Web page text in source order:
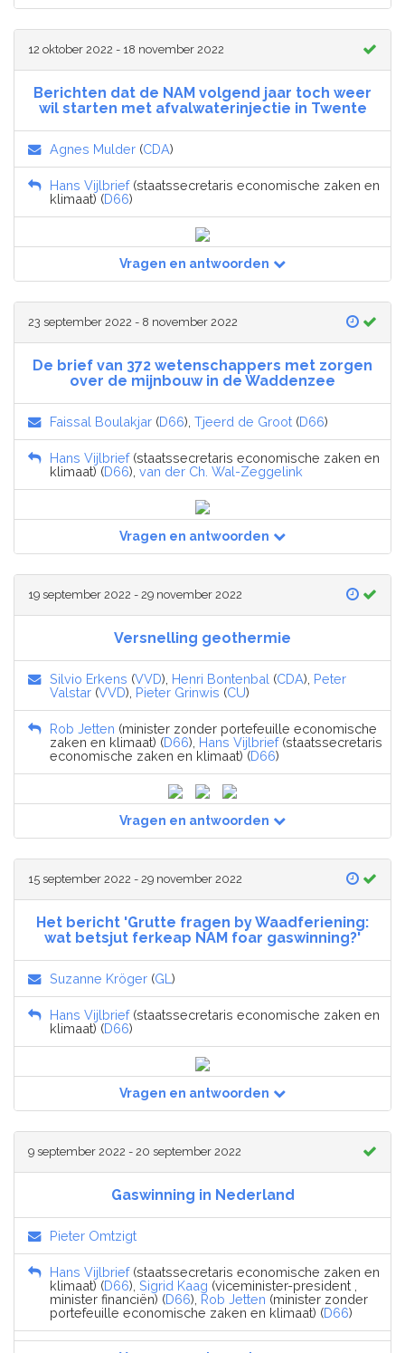
12 oktober 2022 - 18 november 2022
Berichten dat de NAM volgend jaar toch weer
wil starten met afvalwaterinjectie in Twente
Agnes Mulder (CDA)
Hans Vijlbrief(staatssecretaris economische zaken en
klimaat) (D66)
Vragen en antwoorden
23 september 2022 - 8 november 2022
De brief van 372 wetenschappers met zorgen
over de mijnbouw in de Waddenzee
Faissal Boulakjar (D66), Tjeerd de Groot (D66)
Hans Vijlbrief(staatssecretaris economische zaken en
klimaat) (D66), van der Ch. Wal-Zeggelink
Vragen en antwoorden
19 september 2022 - 29 november 2022
Versnelling geothermie
Silvio Erkens (VVD), Henri Bontenbal (CDA), Peter
Valstar (VVD), Pieter Grinwis (CU)
Rob Jetten (minister zonder portefeuille economische
zaken en klimaat) (D66), Hans Vijlbrief(staatssecretaris
economische zaken en klimaat) (D66)
Vragen en antwoorden
15 september 2022 - 29 november 2022
Het bericht 'Grutte fragen by Waadferiening:
wat betsjut ferkeap NAM foar gaswinning?'
Suzanne Kröger (GL )
Hans Vijlbrief(staatssecretaris economische zaken en
klimaat) (D66)
Vragen en antwoorden
9 september 2022 - 20 september 2022
Gaswinning in Nederland
Pieter Omtzigt
Hans Vijlbrief(staatssecretaris economische zaken en
klimaat) (D66), Sigrid Kaag (viceminister-president ,
minister financiën) (D66), Rob Jetten (minister zonder
portefeuille economische zaken en klimaat) (D66)